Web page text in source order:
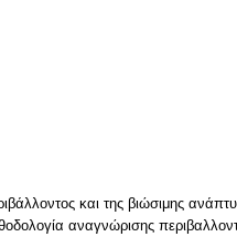
και της βιώσιμης
αναγνώρισης